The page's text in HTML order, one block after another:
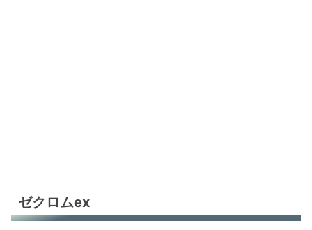
バチュルバレット
ゼクロムex